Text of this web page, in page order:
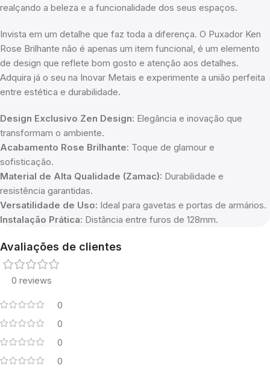
realçando a beleza e a funcionalidade dos seus espaços.
Invista em um detalhe que faz toda a diferença. O Puxador Ken
Rose Brilhante não é apenas um item funcional, é um elemento
de design que reflete bom gosto e atenção aos detalhes.
Adquira já o seu na Inovar Metais e experimente a união perfeita
entre estética e durabilidade.
Design Exclusivo Zen Design: Elegância e inovação que
transformam o ambiente.
Acabamento Rose Brilhante: Toque de glamour e
sofisticação.
Material de Alta Qualidade (Zamac): Durabilidade e
resistência garantidas.
Versatilidade de Uso: Ideal para gavetas e portas de armários.
Instalação Prática: Distância entre furos de 128mm.
Avaliações de clientes
0 reviews
0
0
0
0